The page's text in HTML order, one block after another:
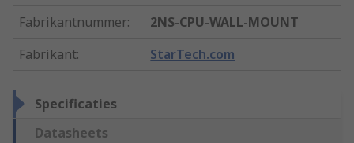
Fabrikantnummer:
2NS-CPU-WALL-MOUNT
Fabrikant: StarTech.com
Specificaties
Datasheets